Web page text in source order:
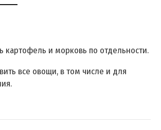
картофель и морковь по отдельности.
все овощи, в том числе и для